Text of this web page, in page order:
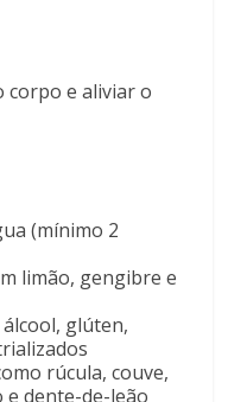
corpo e aliviar o
(mínimo 2
limão, gengibre e
glúten,
rúcula, couve,
e dente-de-leão